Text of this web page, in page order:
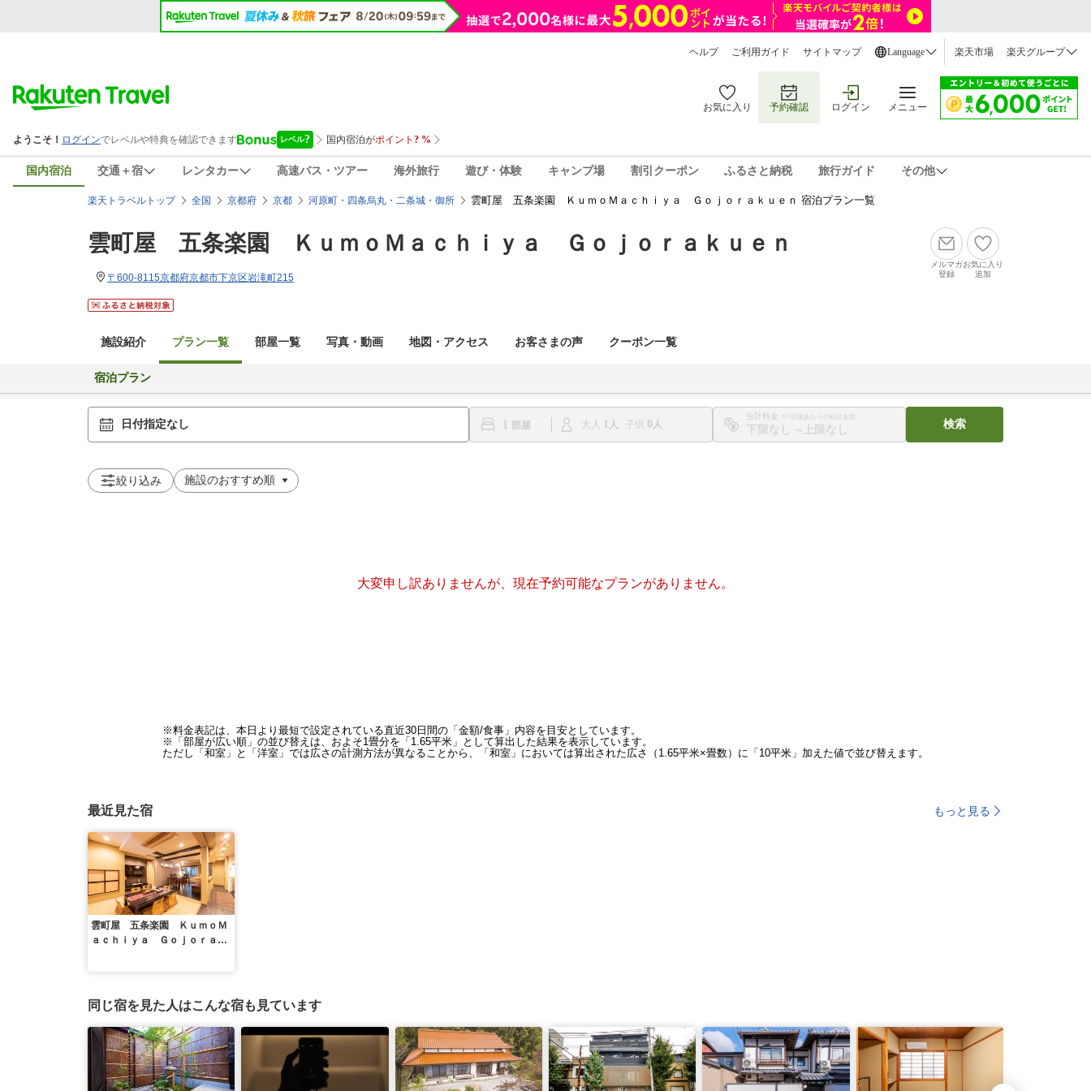
ヘルプ ご利用ガイド サイトマップ Language 楽天市場 楽天グループ
お気に入り 予約確認 ログイン メニュー
国内宿泊 交通＋宿 レンタカー 高速バス・ツアー 海外旅行 遊び・体験 キャンプ場 割引クーポン ふるさと納税 旅行ガイド その他
楽天トラベルトップ 全国 京都府 京都 河原町・四条烏丸・二条城・御所 雲町屋 五条楽園 ＫｕｍｏＭａｃｈｉｙａ Ｇｏｊｏｒａｋｕｅｎ 宿泊プラン一覧
雲町屋 五条楽園 ＫｕｍｏＭａｃｈｉｙａ Ｇｏｊｏｒａｋｕｅｎ
〒600-8115京都府京都市下京区岩滝町215
メルマガ
登録
お気に入り
追加
施設紹介 プラン一覧 部屋一覧 写真・動画 地図・アクセス お客さまの声 クーポン一覧
宿泊プラン
日付指定なし 1 大人 1 子供 0
合計料金 ※1部屋あたりの税込金額
〜
検索
絞り込み
大変申し訳ありませんが、現在予約可能なプランがありません。
※料金表記は、本日より最短で設定されている直近30日間の「金額/食事」内容を目安としています。
※「部屋が広い順」の並び替えは、およそ1畳分を「1.65平米」として算出した結果を表示しています。
ただし「和室」と「洋室」では広さの計測方法が異なることから、「和室」においては算出された広さ（1.65平米×畳数）に「10平米」加えた値で並び替えます。
最近見た宿 もっと見る
雲町屋 五条楽園 ＫｕｍｏＭ
ａｃｈｉｙａ Ｇｏｊｏｒａｋ
同じ宿を見た人はこんな宿も見ています